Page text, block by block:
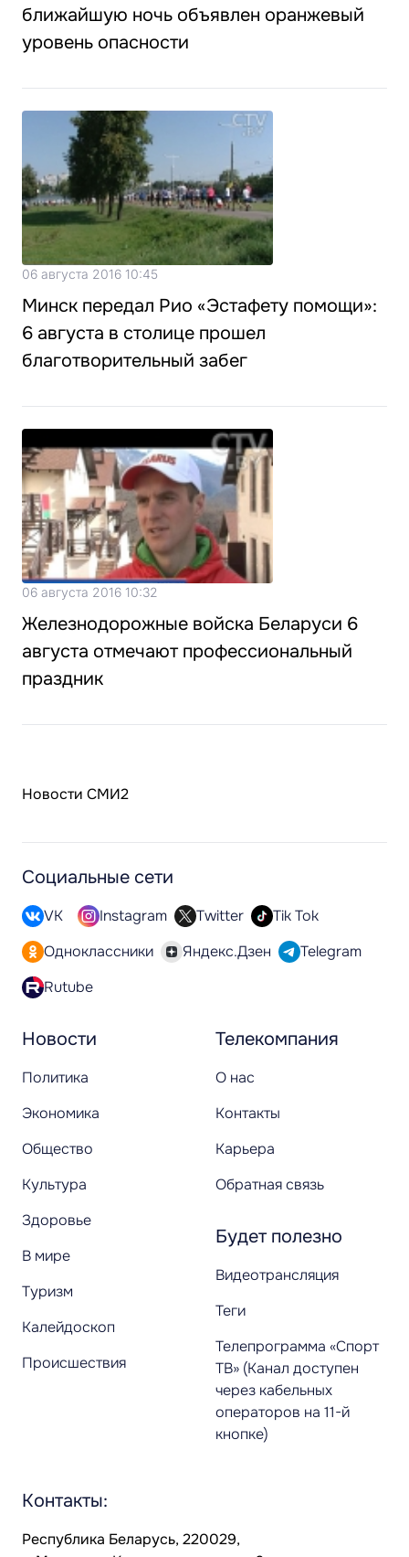
ближайшую ночь объявлен оранжевый
уровень опасности
06 августа 2016 10:45
Минск передал Рио «Эстафету помощи»:
6 августа в столице прошел
благотворительный забег
06 августа 2016 10:32
Железнодорожные войска Беларуси 6
августа отмечают профессиональный
праздник
Новости СМИ2
Новости
Политика
Экономика
Общество
Культура
Здоровье
В мире
Туризм
Калейдоскоп
Происшествия
Телекомпания
О нас
Контакты
Карьера
Обратная связь
Будет полезно
Видеотрансляция
Теги
Телепрограмма «Спорт
ТВ» (Канал доступен
через кабельных
операторов на 11-й
кнопке)
Социальные сети
VK Instagram Twitter
Tik Tok
Одноклассники
Яндекс.Дзен
Telegram
Rutube
Контакты:
Республика Беларусь, 220029,